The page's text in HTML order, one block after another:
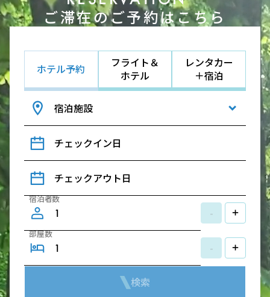
ご滞在のご予約はこちら
ホテル予約
フライト＆
ホテル
レンタカー
＋宿泊
宿泊施設
チェックイン日
チェックアウト日
宿泊者数
- +
部屋数
- +
検索